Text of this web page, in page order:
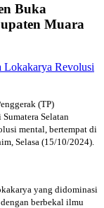
Buka
Muara
(TP)
Selatan
mental, bertempat di
Selasa (15/10/2024).
yang didominasi
berbekal ilmu